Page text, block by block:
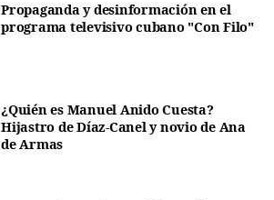
Propaganda y desinformación en el
programa televisivo cubano "Con Filo"
¿Quién es Manuel Anido Cuesta?
Hijastro de Díaz-Canel y novio de Ana
de Armas